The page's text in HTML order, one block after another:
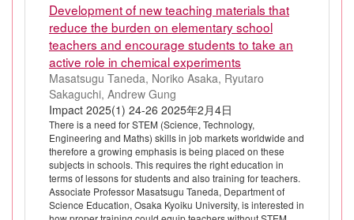
Development of new teaching materials that
reduce the burden on elementary school
teachers and encourage students to take an
active role in chemical experiments
Masatsugu Taneda, Noriko Asaka, Ryutaro
Sakaguchi, Andrew Gung
Impact 2025(1) 24-26 2025年2月4日
There is a need for STEM (Science, Technology,
Engineering and Maths) skills in job markets worldwide and
therefore a growing emphasis is being placed on these
subjects in schools. This requires the right education in
terms of lessons for students and also training for teachers.
Associate Professor Masatsugu Taneda, Department of
Science Education, Osaka Kyoiku University, is interested in